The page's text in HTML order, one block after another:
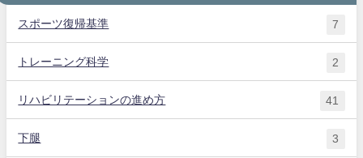
スポーツ復帰基準 7
トレーニング科学 2
リハビリテーションの進め方 41
下腿 3